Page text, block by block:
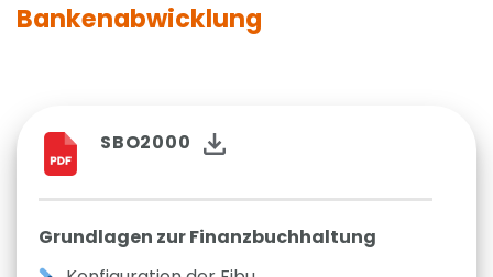
Bankenabwicklung
SBO2000
Grundlagen zur Finanzbuchhaltung